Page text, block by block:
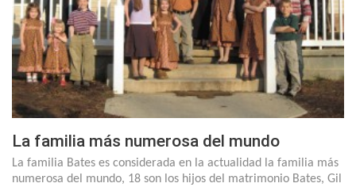
La familia más numerosa del mundo
La familia Bates es considerada en la actualidad la familia más
numerosa del mundo, 18 son los hijos del matrimonio Bates, Gil